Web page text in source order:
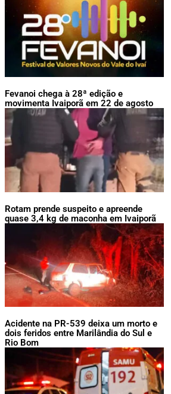
Fevanoi chega à 28ª edição e
movimenta Ivaiporã em 22 de agosto
Rotam prende suspeito e apreende
quase 3,4 kg de maconha em Ivaiporã
Acidente na PR-539 deixa um morto e
dois feridos entre Marilândia do Sul e
Rio Bom